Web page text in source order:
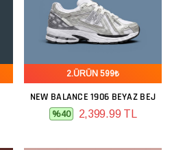
2.ÜRÜN 599₺
NEW BALANCE 1906 BEYAZ BEJ
%40 2,399.99 TL